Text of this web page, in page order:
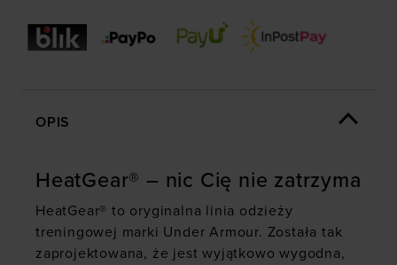
OPIS
HeatGear® – nic Cię nie zatrzyma
HeatGear® to oryginalna linia odzieży
treningowej marki Under Armour. Została tak
zaprojektowana, że jest wyjątkowo wygodna,